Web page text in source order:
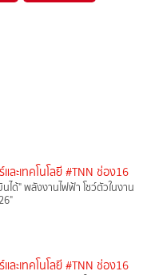
ละเทคโนโลยี #TNN ช่อง16
ได้" พลังงานไฟฟ้า โชว์ตัวในงาน
ละเทคโนโลยี #TNN ช่อง16